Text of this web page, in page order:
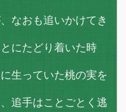
なおも追いかけてき
にたどり着いた時
生っていた桃の実を
追手はことごとく逃